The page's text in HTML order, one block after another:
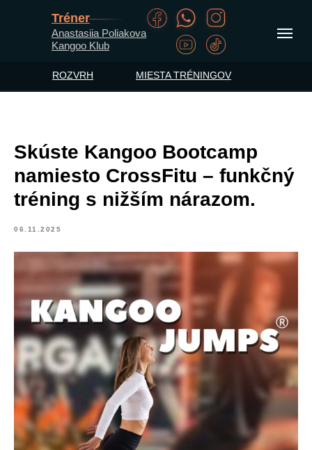
Anastasiia Poliakova
Kangoo Klub
Tréner
ROZVRH MIESTA TRÉNINGOV
Skúste Kangoo Bootcamp
namiesto CrossFitu – funkčný
tréning s nižším nárazom.
06.11.2025